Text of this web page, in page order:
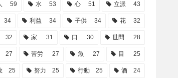
59 水 53 心 51 立派 43
34 利益 34 子供 34 花 32
32 家 31 口 30 世間 28
27 苦労 27 魚 27 目 25
25 努力 25 行動 25 酒 24